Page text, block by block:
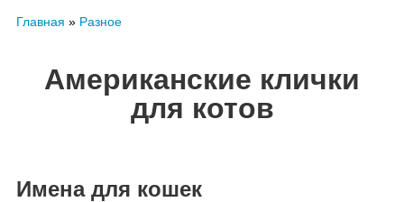
Главная » Разное
Американские клички
для котов
Имена для кошек